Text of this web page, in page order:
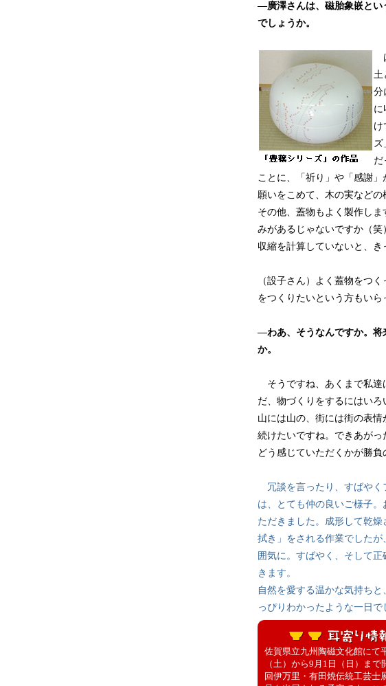
―廣澤さんは、磁胎象嵌とい
でしょうか。
土
分
に
け
ズ
だ
ことに、「祈り」や「感謝」
願いをこめて、木の実などの
その他、蓋物もよく製作し
みがあるじゃないですか（
収縮を計算していないと、き
（設子さん）よく蓋物をつ
をつくりたいという方もいら
―わあ、そうなんですか。将
か。
そうですね、あくまで私達
だ、物づくりをするにはいろ
山には山の、街には街の表
続けたいですね。できあが
どう感じていただくかが勝負
冗談を言ったり、すばやく
は、とても仲の良いご様子
ただきました。成形して乾
拭き」をされる作業でした
囲気に。すばやく、そして
きます。
自然を愛する温かな気持ち
っぴりわかったような一日で
佐賀県立九州陶磁文化館にて
（土）から9月1日（日）まで
回伊万里・有田焼伝統工芸士